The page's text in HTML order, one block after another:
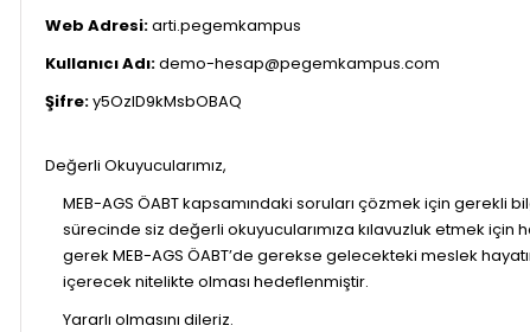
Web Adresi:arti.pegemkampus
Kullanıcı Adı:demo-hesap@pegemkampus.com
Şifre:y5OzID9kMsbOBAQ
Değerli Okuyucularımız,
MEB-AGS ÖABT kapsamındaki soruları çözmek için
sürecinde siz değerli okuyucularımıza kılavuzluk etmek için
gerek MEB-AGS ÖABT’de gerekse gelecekteki meslek
içerecek nitelikte olması hedeflenmiştir.
Yararlı olmasını dileriz.